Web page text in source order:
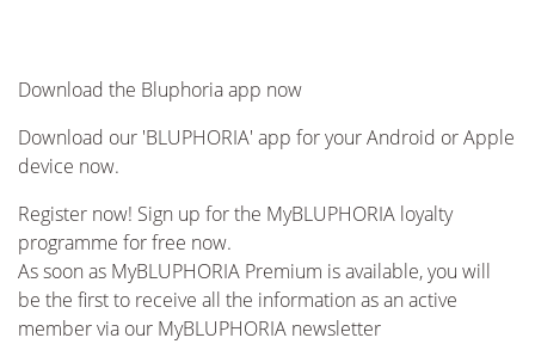
Download the Bluphoria app now
Download our 'BLUPHORIA' app for your Android or Apple
device now.
Register now! Sign up for the MyBLUPHORIA loyalty
programme for free now.
As soon as MyBLUPHORIA Premium is available, you will
be the first to receive all the information as an active
member via our MyBLUPHORIA newsletter